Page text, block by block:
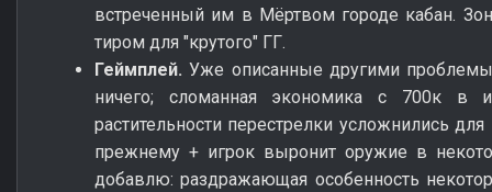
встреченный им в Мёртвом городе кабан.
тиром для "крутого" ГГ.
Геймплей. Уже описанные другими
ничего; сломанная экономика с 700к в
растительности перестрелки усложнились
прежнему + игрок выронит оружие в
добавлю: раздражающая особенность